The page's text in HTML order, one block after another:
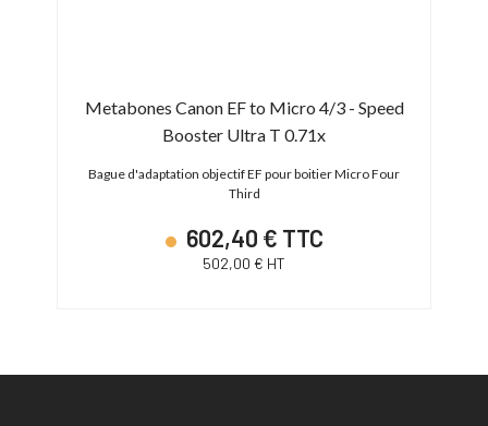
Metabones Canon EF to Micro 4/3 - Speed
Booster Ultra T 0.71x
Bague d'adaptation objectif EF pour boitier Micro Four
Third
602,40 € TTC
502,00 € HT